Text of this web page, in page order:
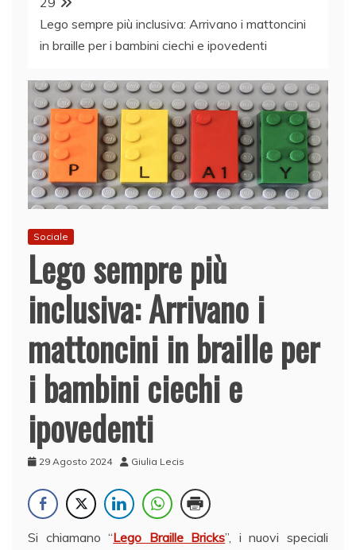
Lego sempre più inclusiva: Arrivano i mattoncini
in braille per i bambini ciechi e ipovedenti
Sociale
Lego sempre più
inclusiva: Arrivano i
mattoncini in braille per
i bambini ciechi e
ipovedenti
29 Agosto 2024 Giulia Lecis
Si chiamano “Lego Braille Bricks”, i nuovi speciali